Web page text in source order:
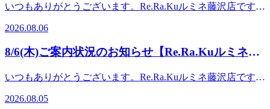
ーーーーーーーーーーー【爽快ヘッドスパ】ーーーーーーー
やってまいりました！！ひんやり弾ける炭酸泡を使った爽快
を始め、首肩周りのお疲れや暑さでなんだかだるさを感じる
ィケアとのお得なセットコースもご準備♪ 爽快セッ
70分 8,980円 爽快セットコース 90分
までお電話でお問い合わせください。★8月のおすすめメニ
ュー★ ーーーーーーーーーーーー【爽快ヘッドス
パ】ーーーーーーーーーーーー今年も大人気コースの"爽快
ヘッドスパの時期がやってまいりました！！ひんやり弾ける
炭酸泡を使った爽快感あふれるヘッドスパを夏限定で提供し
ております。 頭部を始め、首肩周りのお疲れや暑さでなん
す。またリラク系ボディケアとのお得なセットコースもご準
いつもありがとうございます。Re.Ra.Kuルミネ藤沢店です!
から室内に入るとヒヤッとして気持ち良いですね♪ですが室
内の冷えや無防備な足元首元から体温が下がりすぎたりする
こともあります。これらの冷えからお身体の不調を感じたり
乗り切っていきましょう! 【本日の空き情報】1名様: 10:10～
2名様: 11:00～※×になっているお時間でもご案内できる場合
2026.08.06
8/6(木)ご案内状況のお知らせ【Re.Ra.Kuルミネ藤
いつもありがとうございます。Re.Ra.Kuルミネ藤沢店です!
【本日の空き情報】1名様: 10:10～2名様: 10:10～※×になっ
2026.08.05